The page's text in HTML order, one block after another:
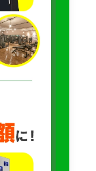
等の分析によるサ
測定のため
ルールの変更、サ
知のため
応するため
像、解析情報につ
たる目的として利
不正利用、規約違
ービス改善、利便